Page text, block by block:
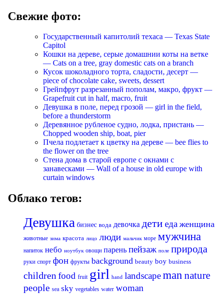
Свежие фото:
Государственный капитолий техаса — Texas State
Capitol
Кошки на дереве, серые домашнии коты на ветке
— Cats on a tree, gray domestic cats on a branch
Кусок шоколадного торта, сладости, десерт —
piece of chocolate cake, sweets, dessert
Грейпфрут разрезанный пополам, макро, фрукт —
Grapefruit cut in half, macro, fruit
Девушка в поле, перед грозой — girl in the field,
before a thunderstorm
Деревянное рубленое судно, лодка, пристань —
Chopped wooden ship, boat, pier
Пчела подлетает к цветку на дереве — bee flies to
the flower on the tree
Стена дома в старой европе с окнами с
занавесками — Wall of a house in old europe with
curtain windows
Облако тегов:
Девушка бизнес вода девочка детиеда женщина
животные зима красота лицо люди мальчик море мужчина
напиток небо ноутбук овощи парень пейзаж поле природа
руки спорт фон фрукты background beauty boy business
childrenfood fruit girl hand landscapeman nature
people sea sky vegetables water woman